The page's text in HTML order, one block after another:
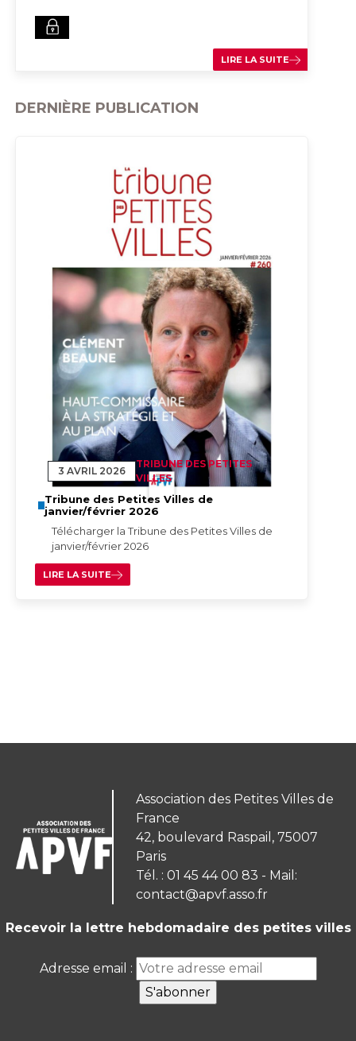
LIRE LA SUITE
DERNIÈRE PUBLICATION
3 AVRIL 2026
TRIBUNE DES PETITES
VILLES
Tribune des Petites Villes de
janvier/février 2026
Télécharger la Tribune des Petites Villes de
janvier/février 2026
LIRE LA SUITE
Association des Petites Villes de
France
42, boulevard Raspail, 75007
Paris
Tél. : 01 45 44 00 83 - Mail:
contact@apvf.asso.fr
Recevoir la lettre hebdomadaire des petites villes
Adresse email :